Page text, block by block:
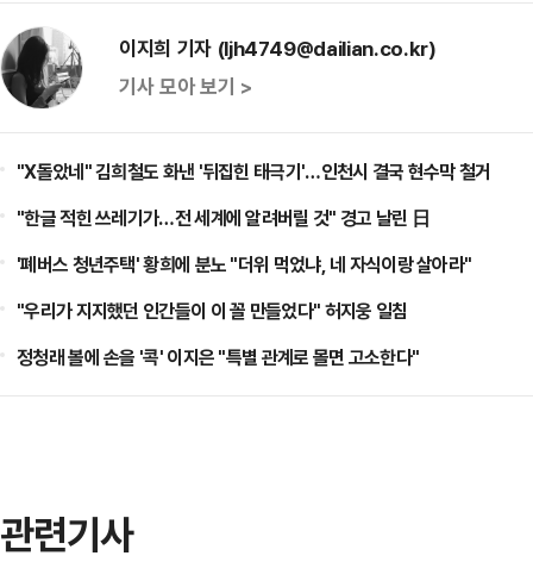
이지희 기자 (ljh4749@dailian.co.kr)
기사 모아 보기 >
"X돌았네" 김희철도 화낸 '뒤집힌 태극기'…인천시 결국 현수막 철거
"한글 적힌 쓰레기가…전 세계에 알려버릴 것" 경고 날린 日
'폐버스 청년주택' 황희에 분노 "더위 먹었냐, 네 자식이랑 살아라"
"우리가 지지했던 인간들이 이 꼴 만들었다" 허지웅 일침
정청래 볼에 손을 '콕' 이지은 "특별 관계로 몰면 고소한다"
관련기사